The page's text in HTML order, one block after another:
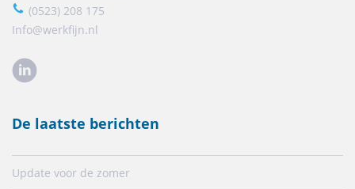
(0523) 208 175
Info@werkfijn.nl
De laatste berichten
Update voor de zomer